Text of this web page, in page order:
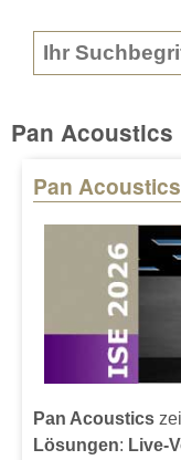
Search
Pan Acoustics
Pan
Pan Acoustics
Lösungen: Live-
Pages